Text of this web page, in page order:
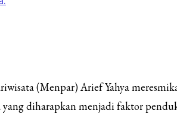
(Menpar) Arief Yahya
diharapkan menjadi faktor